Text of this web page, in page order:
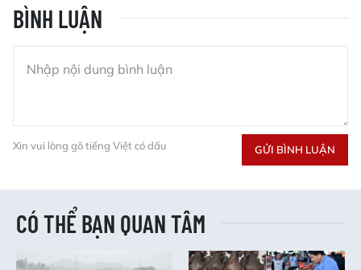
BÌNH LUẬN
Xin vui lòng gõ tiếng Việt có dấu GỬI BÌNH LUẬN
CÓ THỂ BẠN QUAN TÂM